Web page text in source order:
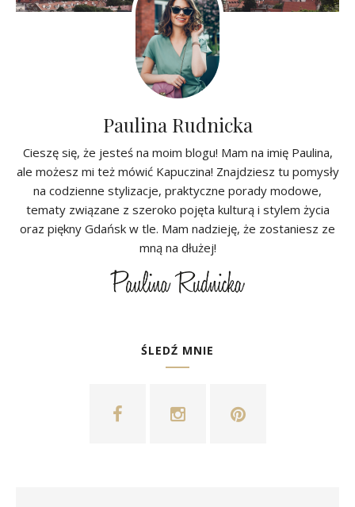
Paulina Rudnicka
Cieszę się, że jesteś na moim blogu! Mam na imię Paulina,
ale możesz mi też mówić Kapuczina! Znajdziesz tu pomysły
na codzienne stylizacje, praktyczne porady modowe,
tematy związane z szeroko pojęta kulturą i stylem życia
oraz piękny Gdańsk w tle. Mam nadzieję, że zostaniesz ze
mną na dłużej!
ŚLEDŹ MNIE